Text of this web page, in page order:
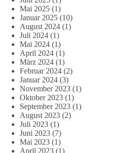
Mai 2025 (1)
Januar 2025 (10)
August 2024 (1)
Juli 2024 (1)
Mai 2024 (1)
April 2024 (1)
März 2024 (1)
Februar 2024 (2)
Januar 2024 (3)
November 2023 (1)
Oktober 2023 (1)
September 2023 (1)
August 2023 (2)
Juli 2023 (1)
Juni 2023 (7)
Mai 2023 (1)
April 2023 (1)